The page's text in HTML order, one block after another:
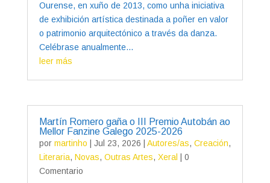
Ourense, en xuño de 2013, como unha iniciativa
de exhibición artística destinada a poñer en valor
o patrimonio arquitectónico a través da danza.
Celébrase anualmente...
leer más
Martín Romero gaña o III Premio Autobán ao
Mellor Fanzine Galego 2025-2026
por martinho Jul 23, 2026 Autores/as, Creación,
Literaria, Novas, Outras Artes, Xeral
| 0
Comentario